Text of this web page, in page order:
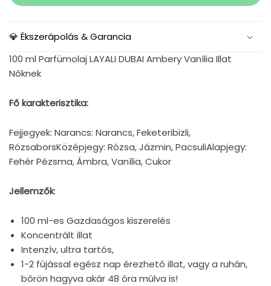
💎 Ékszerápolás & Garancia
100 ml Parfümolaj LAYALI DUBAI Ambery Vanília Illat
Nőknek
Fő karakterisztika:
Fejjegyek: Narancs: Narancs, Feketeribizli,
RózsaborsKözépjegy: Rózsa, Jázmin, PacsuliAlapjegy:
Fehér Pézsma, Ámbra, Vanília, Cukor
Jellemzők:
100 ml-es Gazdaságos kiszerelés
Koncentrált illat
Intenzív, ultra tartós,
1-2 fújással egész nap érezhető illat, vagy a ruhán,
bőrön hagyva akár 48 óra múlva is!